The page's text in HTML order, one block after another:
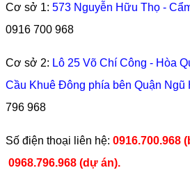
Cơ sở 1: 573 Nguyễn Hữu Thọ -
0916 700 968
Cơ sở 2: Lô 25 Võ Chí Công - Hòa
Cầu Khuê Đông phía bên Quận Ngũ
796 968
​Số điện thoại liên hệ: 0916.700.968
0968.796.968 (dự án).